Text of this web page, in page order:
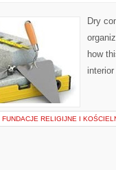
Dry
how
FUNDACJE RELIGIJNE I